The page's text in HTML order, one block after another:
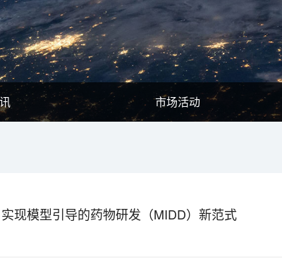
市场活动
现模型引导的药物研发（MIDD）新范式